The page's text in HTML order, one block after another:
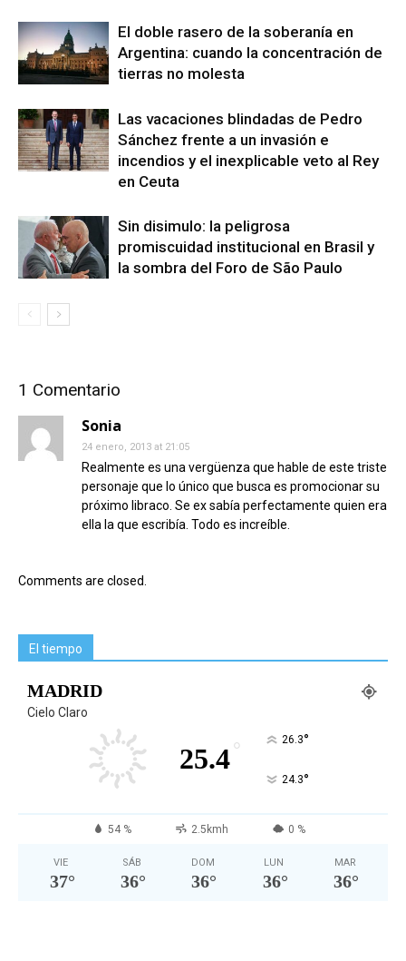
El doble rasero de la soberanía en
Argentina: cuando la concentración de
tierras no molesta
Las vacaciones blindadas de Pedro
Sánchez frente a un invasión e
incendios y el inexplicable veto al Rey
en Ceuta
Sin disimulo: la peligrosa
promiscuidad institucional en Brasil y
la sombra del Foro de São Paulo
1 Comentario
Sonia
24 enero, 2013 at 21:05
Realmente es una vergüenza que hable de este triste
personaje que lo único que busca es promocionar su
próximo libraco. Se ex sabía perfectamente quien era
ella la que escribía. Todo es increíble.
Comments are closed.
El tiempo
MADRID
Cielo Claro
25.4° 26.3°
24.3°
54 % 2.5kmh 0 %
VIE
37°
SÁB
36°
DOM
36°
LUN
36°
MAR
36°